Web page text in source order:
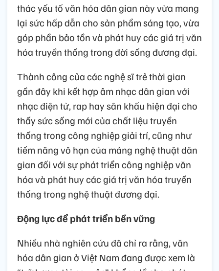
thác yếu tố văn hóa dân gian này vừa mang
lại sức hấp dẫn cho sản phẩm sáng tạo, vừa
góp phần bảo tồn và phát huy các giá trị văn
hóa truyền thống trong đời sống đương đại.
Thành công của các nghệ sĩ trẻ thời gian
gần đây khi kết hợp âm nhạc dân gian với
nhạc điện tử, rap hay sân khấu hiện đại cho
thấy sức sống mới của chất liệu truyền
thống trong công nghiệp giải trí, cũng như
tiềm năng vô hạn của mảng nghệ thuật dân
gian đối với sự phát triển công nghiệp văn
hóa và phát huy các giá trị văn hóa truyền
thống trong nghệ thuật đương đại.
Động lực để phát triển bền vững
Nhiều nhà nghiên cứu đã chỉ ra rằng, văn
hóa dân gian ở Việt Nam đang được xem là